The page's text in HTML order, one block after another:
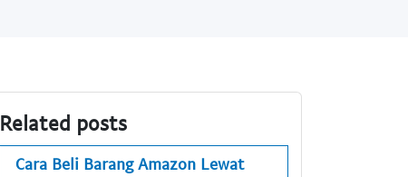
Related posts
Cara Beli Barang Amazon Lewat